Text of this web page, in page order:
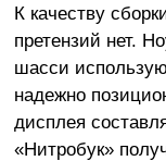
К качеству
претензий нет.
шасси
надежно
дисплея
«Нитробук»